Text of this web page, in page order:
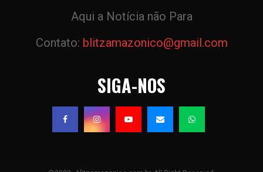
Aqui a Notícia não Para
Contato: blitzamazonico@gmail.com
SIGA-NOS